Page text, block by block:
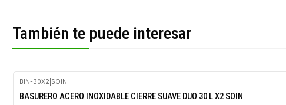
También te puede interesar
-30%
OFF
BIN-30X2 SOIN
BASURERO ACERO INOXIDABLE CIERRE SUAVE DUO 30 L X2 SOIN